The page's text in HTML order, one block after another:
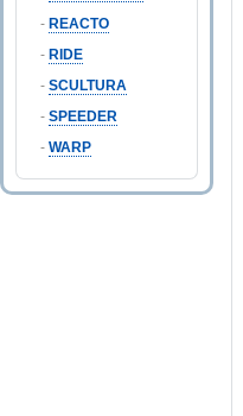
- REACTO
- RIDE
- SCULTURA
- SPEEDER
- WARP